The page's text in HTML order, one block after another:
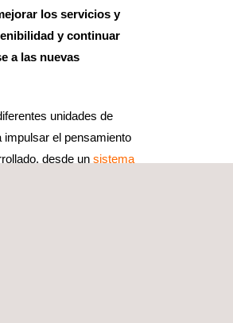
los servicios y
y continuar
a las nuevas
unidades de
impulsar el pensamiento
desde un sistema